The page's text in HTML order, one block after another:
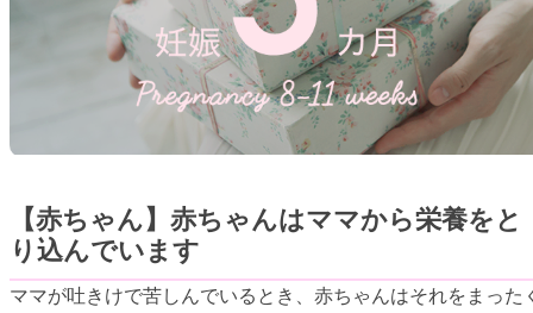
【赤ちゃん】赤ちゃんはママから栄養をと
り込んでいます
ママが吐きけで苦しんでいるとき、赤ちゃんはそれをまった